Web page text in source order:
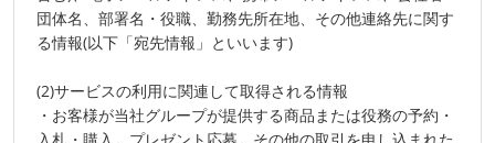
団体名、部署名・役職、勤務先所在地、その他連絡先に関す
る情報(以下「宛先情報」といいます)
(2)サービスの利用に関連して取得される情報
・お客様が当社グループが提供する商品または役務の予約・